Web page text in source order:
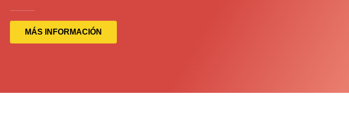
MÁS INFORMACIÓN